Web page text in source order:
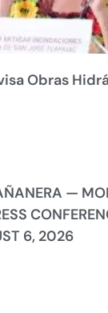
Obras
—
6, 2026